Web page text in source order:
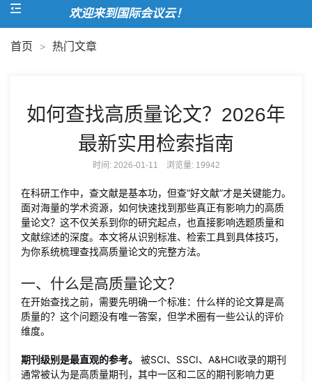
欢迎来到国际会议云！
首页 > 热门文章
如何查找高质量论文？2026年
最新实用检索指南
时间: 2026-01-11 浏览量: 19942
在科研工作中，查文献是基本功，但查“好文献”才是关键能力。
面对海量的学术资源，如何快速找到那些真正有影响力的高质
量论文？这不仅关系到你的研究起点，也直接影响选题质量和
文献综述的深度。本文将从识别标准、检索工具到具体技巧，
为你系统梳理查找高质量论文的完整方法。
一、什么是高质量论文？
在开始查找之前，需要先明确一个标准：什么样的论文算是高
质量的？这个问题没有唯一答案，但学术圈有一些公认的评价
维度。
期刊级别是最直观的参考。
被SCI、SSCI、A&HCI收录的期刊
通常被认为是高质量期刊，其中一区和二区的期刊影响力更